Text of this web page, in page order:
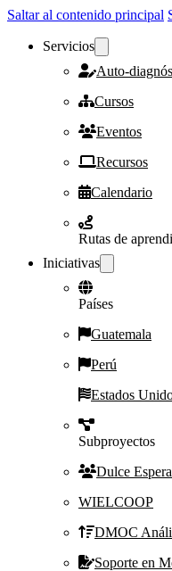
Saltar al contenido principal
Servicios
Auto-
Cursos
Eventos
Recursos
Calendario
Rutas de
Iniciativas
Países
Guatemala
Perú
Estados
Subproyectos
Dulce
WIELCOOP
DMOC
Soporte en